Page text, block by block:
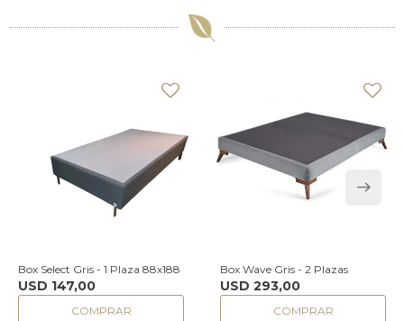
Box Select Gris - 1 Plaza 88x188
USD 147,00
Box Wave Gris - 2 Plazas
USD 293,00